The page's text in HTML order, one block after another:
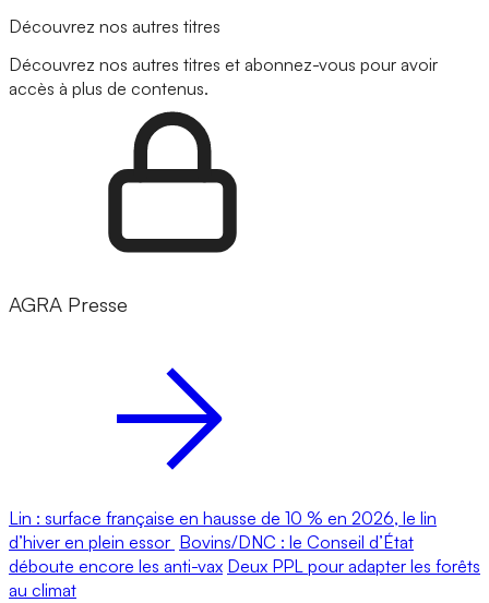
Découvrez nos autres titres
Découvrez nos autres titres et abonnez-vous pour avoir
accès à plus de contenus.
AGRA Presse
Lin : surface française en hausse de 10 % en 2026, le lin
d’hiver en plein essor Bovins/DNC : le Conseil d’État
déboute encore les anti-vax Deux PPL pour adapter les forêts
au climat